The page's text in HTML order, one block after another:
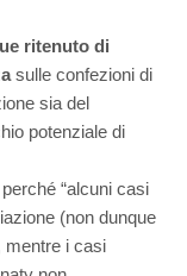
ritenuto di
sulle confezioni di
sia del
potenziale di
perché “alcuni casi
(non dunque
mentre i casi